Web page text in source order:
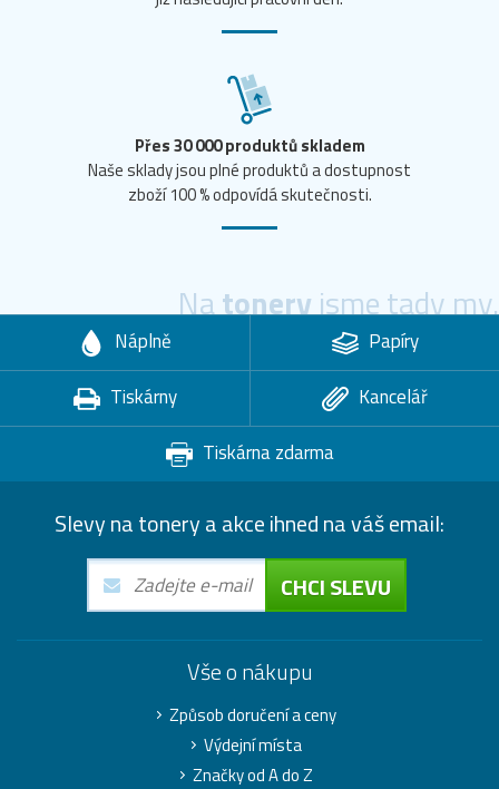
Přes 30 000 produktů skladem
Naše sklady jsou plné produktů a dostupnost
zboží 100 % odpovídá skutečnosti.
Natoneryjsme tady my.
Náplně
Papíry
Tiskárny
Kancelář
Tiskárna zdarma
Slevy na tonery a akce ihned na váš email:
CHCI SLEVU
Vše o nákupu
Způsob doručení a ceny
Výdejní místa
Značky od A do Z